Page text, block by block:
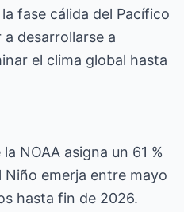
fase cálida del Pacífico
desarrollarse a
el clima global hasta
NOAA asigna un 61 %
Niño emerja entre mayo
hasta fin de 2026.